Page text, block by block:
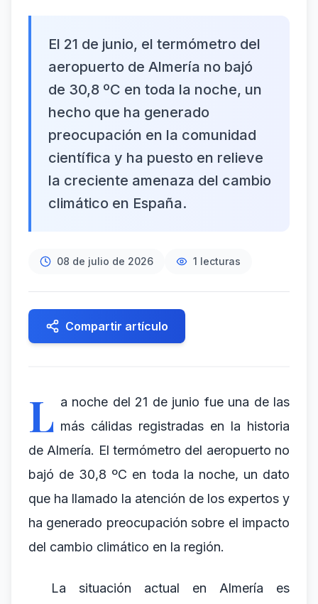
El 21 de junio, el termómetro del
aeropuerto de Almería no bajó
de 30,8 ºC en toda la noche, un
hecho que ha generado
preocupación en la comunidad
científica y ha puesto en relieve
la creciente amenaza del cambio
climático en España.
08 de julio de 2026 1 lecturas
Compartir artículo
L a noche del 21 de junio fue una de las
más cálidas registradas en la historia
de Almería. El termómetro del aeropuerto no
bajó de 30,8 ºC en toda la noche, un dato
que ha llamado la atención de los expertos y
ha generado preocupación sobre el impacto
del cambio climático en la región.
La situación actual en Almería es